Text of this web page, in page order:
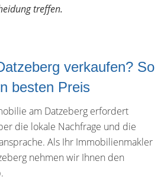
treffen.
verkaufen? So
besten Preis
am Datzeberg erfordert
die lokale Nachfrage und die
Als Ihr Immobilienmakler
nehmen wir Ihnen den